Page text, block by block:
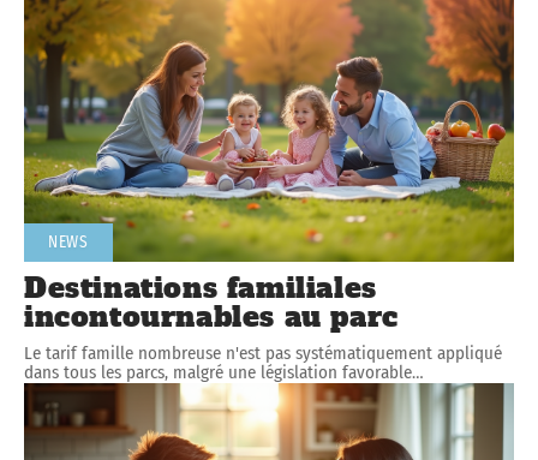
NEWS
Destinations familiales
incontournables au parc
Le tarif famille nombreuse n'est pas systématiquement appliqué
dans tous les parcs, malgré une législation favorable…